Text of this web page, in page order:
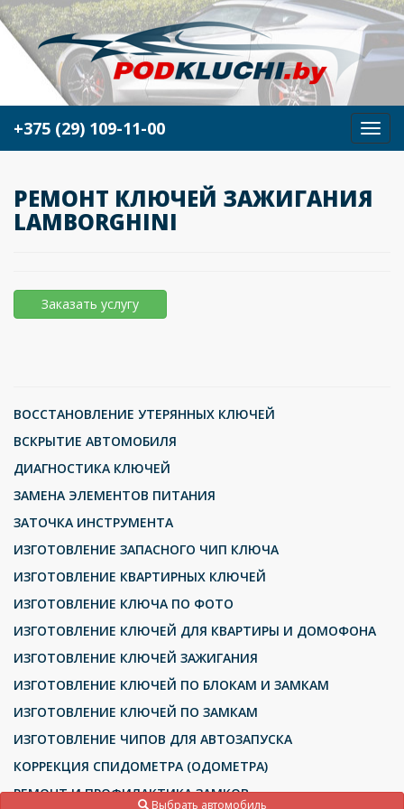
М
е
+375 (29) 109-11-00
РЕМОНТ КЛЮЧЕЙ ЗАЖИГАНИЯ
LAMBORGHINI
Заказать услугу
ВОССТАНОВЛЕНИЕ УТЕРЯННЫХ КЛЮЧЕЙ
ВСКРЫТИЕ АВТОМОБИЛЯ
ДИАГНОСТИКА КЛЮЧЕЙ
ЗАМЕНА ЭЛЕМЕНТОВ ПИТАНИЯ
ЗАТОЧКА ИНСТРУМЕНТА
ИЗГОТОВЛЕНИЕ ЗАПАСНОГО ЧИП КЛЮЧА
ИЗГОТОВЛЕНИЕ КВАРТИРНЫХ КЛЮЧЕЙ
ИЗГОТОВЛЕНИЕ КЛЮЧА ПО ФОТО
ИЗГОТОВЛЕНИЕ КЛЮЧЕЙ ДЛЯ КВАРТИРЫ И ДОМОФОНА
ИЗГОТОВЛЕНИЕ КЛЮЧЕЙ ЗАЖИГАНИЯ
ИЗГОТОВЛЕНИЕ КЛЮЧЕЙ ПО БЛОКАМ И ЗАМКАМ
ИЗГОТОВЛЕНИЕ КЛЮЧЕЙ ПО ЗАМКАМ
ИЗГОТОВЛЕНИЕ ЧИПОВ ДЛЯ АВТОЗАПУСКА
КОРРЕКЦИЯ СПИДОМЕТРА (ОДОМЕТРА)
РЕМОНТ И ПРОФИЛАКТИКА ЗАМКОВ
Выбрать автомобиль